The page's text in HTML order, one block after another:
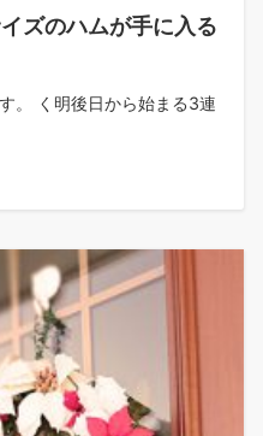
ズのハムが手に入る
。 く明後日から始まる3連